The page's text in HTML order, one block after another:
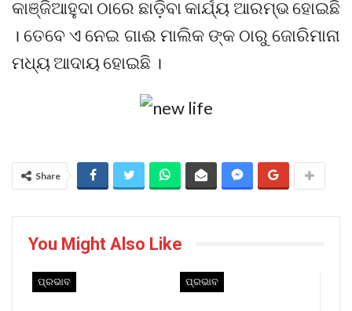
କାଞ୍ଜିଆହୁଦା ଠାରେ ଛାଡ଼ିବା କାର୍ଯ୍ୟ ଆରମ୍ଭ ହୋଇଛି
। ତେବେ ଏ ନେଇ ଗାଈ ମାଲିକ ଙ୍କ ଠାରୁ ଜୋରିମାନା
ମଧ୍ୟ ଆଦାୟ ହୋଇଛି ।
Share
You Might Also Like
ପ୍ରଭାବ ପ୍ରଭାବ